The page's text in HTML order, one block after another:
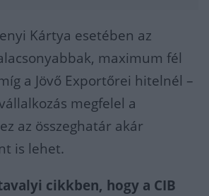
Kártya esetében az
maximum fél
a Jövő Exportőrei hitelnél –
megfelel a
az összeghatár akár
is lehet.
cikkben, hogy a CIB